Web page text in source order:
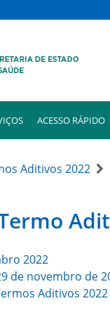
ACESSO RÁPIDO
Aditivos 2022
2022
de novembro de
Aditivos 2022